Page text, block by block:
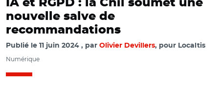
IA et RGPD : la Cnil soumet une
nouvelle salve de
recommandations
Publié le 11 juin 2024 par Olivier Devillers, pour Localtis
Numérique